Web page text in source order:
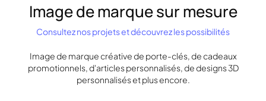
Image de marque sur mesure
Consultez nos projets et découvrez les possibilités
Image de marque créative de porte-clés, de cadeaux
promotionnels, d'articles personnalisés, de designs 3D
personnalisés et plus encore.